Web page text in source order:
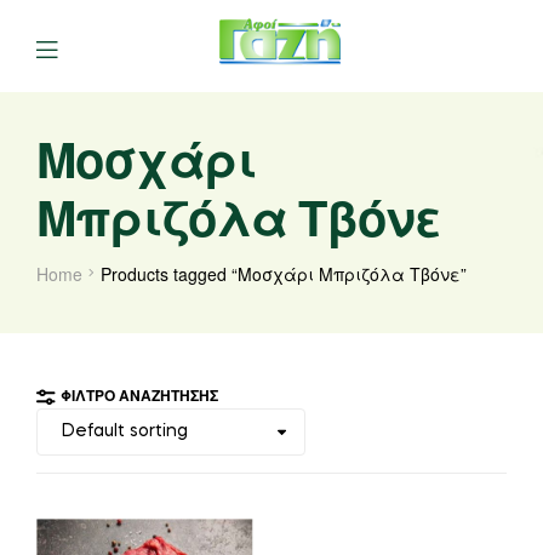
Μοσχάρι
Μπριζόλα Τβόνε
Home Products tagged “Μοσχάρι Μπριζόλα Τβόνε”
ΦΊΛΤΡΟ ΑΝΑΖΉΤΗΣΗΣ